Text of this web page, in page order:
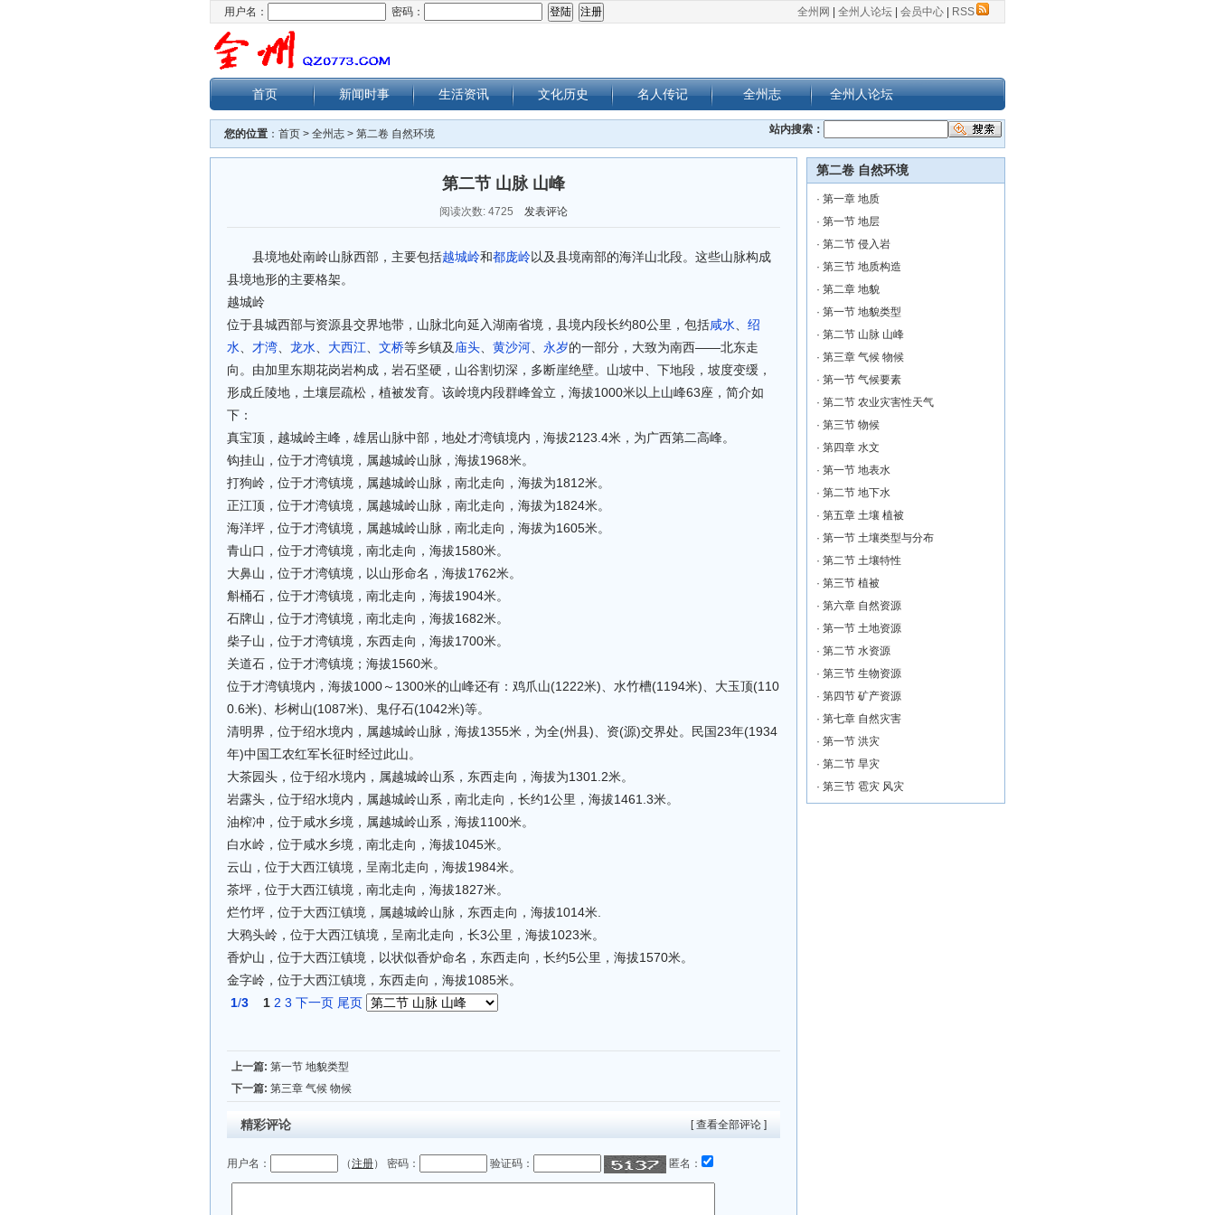
全州网 全州人论坛 会员中心 RSS
用户名： 密码：
首页 新闻时事 生活资讯 文化历史 名人传记 全州志 全州人论坛
您的位置 ： 首页 > 全州志 > 第二卷 自然环境 站内搜索：
第二节 山脉 山峰
阅读次数: 4725 发表评论
县境地处南岭山脉西部，主要包括越城岭和都庞岭以及县境南部的海洋山北段。这些山脉构成
县境地形的主要格架。
越城岭
位于县城西部与资源县交界地带，山脉北向延入湖南省境，县境内段长约80公里，包括咸水
绍
水
才湾 龙水 大西江 文桥等乡镇及 庙头 黄沙河 永岁的一部分，大致为南西——北东走
向。由加里东期花岗岩构成，岩石坚硬，山谷割切深，多断崖绝壁。山坡中、下地段，坡度变缓，
形成丘陵地，土壤层疏松，植被发育。该岭境内段群峰耸立，海拔1000米以上山峰63座，简介如
下：
真宝顶，越城岭主峰，雄居山脉中部，地处才湾镇境内，海拔2123.4米，为广西第二高峰。
钩挂山，位于才湾镇境，属越城岭山脉，海拔1968米。
打狗岭，位于才湾镇境，属越城岭山脉，南北走向，海拔为1812米。
正江顶，位于才湾镇境，属越城岭山脉，南北走向，海拔为1824米。
海洋坪，位于才湾镇境，属越城岭山脉，南北走向，海拔为1605米。
青山口，位于才湾镇境，南北走向，海拔1580米。
大鼻山，位于才湾镇境，以山形命名，海拔1762米。
斛桶石，位于才湾镇境，南北走向，海拔1904米。
石牌山，位于才湾镇境，南北走向，海拔1682米。
柴子山，位于才湾镇境，东西走向，海拔1700米。
关道石，位于才湾镇境；海拔1560米。
位于才湾镇境内，海拔1000～1300米的山峰还有：鸡爪山(1222米)、水竹槽(1194米)、大玉顶(110
0.6米)、杉树山(1087米)、鬼仔石(1042米)等。
清明界，位于绍水境内，属越城岭山脉，海拔1355米，为全(州县)、资(源)交界处。民国23年(1934
年)中国工农红军长征时经过此山。
大茶园头，位于绍水境内，属越城岭山系，东西走向，海拔为1301.2米。
岩露头，位于绍水境内，属越城岭山系，南北走向，长约1公里，海拔1461.3米。
油榨冲，位于咸水乡境，属越城岭山系，海拔1100米。
白水岭，位于咸水乡境，南北走向，海拔1045米。
云山，位于大西江镇境，呈南北走向，海拔1984米。
茶坪，位于大西江镇境，南北走向，海拔1827米。
烂竹坪，位于大西江镇境，属越城岭山脉，东西走向，海拔1014米.
大鸦头岭，位于大西江镇境，呈南北走向，长3公里，海拔1023米。
香炉山，位于大西江镇境，以状似香炉命名，东西走向，长约5公里，海拔1570米。
金字岭，位于大西江镇境，东西走向，海拔1085米。
1/3 1 2 3 下一页 尾页
上一篇: 第一节 地貌类型
下一篇: 第三章 气候 物候
[ 查看全部评论 ]
精彩评论
用户名： （注册） 密码： 验证码： 匿名：
第二卷 自然环境
· 第一章 地质
· 第一节 地层
· 第二节 侵入岩
· 第三节 地质构造
· 第二章 地貌
· 第一节 地貌类型
· 第二节 山脉 山峰
· 第三章 气候 物候
· 第一节 气候要素
· 第二节 农业灾害性天气
· 第三节 物候
· 第四章 水文
· 第一节 地表水
· 第二节 地下水
· 第五章 土壤 植被
· 第一节 土壤类型与分布
· 第二节 土壤特性
· 第三节 植被
· 第六章 自然资源
· 第一节 土地资源
· 第二节 水资源
· 第三节 生物资源
· 第四节 矿产资源
· 第七章 自然灾害
· 第一节 洪灾
· 第二节 旱灾
· 第三节 雹灾 风灾